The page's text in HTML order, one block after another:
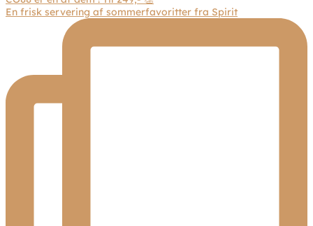
En frisk servering af sommerfavoritter fra Spirit